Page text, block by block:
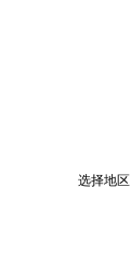
选择地区